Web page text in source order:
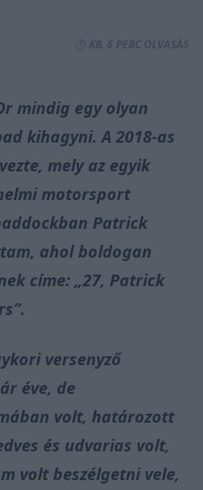
⏱️ KB. 6 PERC OLVASÁS
mindig egy olyan
kihagyni. A 2018-as
mely az egyik
motorsport
Patrick
ahol boldogan
címe: „27, Patrick
versenyző
éve, de
volt, határozott
és udvarias volt,
volt beszélgetni vele,